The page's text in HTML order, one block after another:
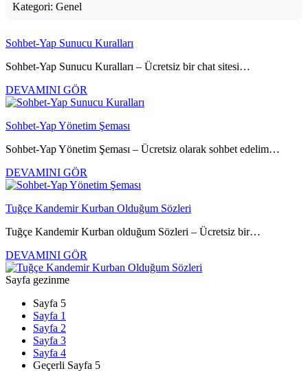
Kategori: Genel
Sohbet-Yap Sunucu Kuralları
Sohbet-Yap Sunucu Kuralları – Ücretsiz bir chat sitesi…
DEVAMINI GÖR
Sohbet-Yap Yönetim Şeması
Sohbet-Yap Yönetim Şeması – Ücretsiz olarak sohbet edelim…
DEVAMINI GÖR
Tuğçe Kandemir Kurban Olduğum Sözleri
Tuğçe Kandemir Kurban olduğum Sözleri – Ücretsiz bir…
DEVAMINI GÖR
Sayfa gezinme
Sayfa 5
Sayfa 1
Sayfa 2
Sayfa 3
Sayfa 4
Geçerli Sayfa 5